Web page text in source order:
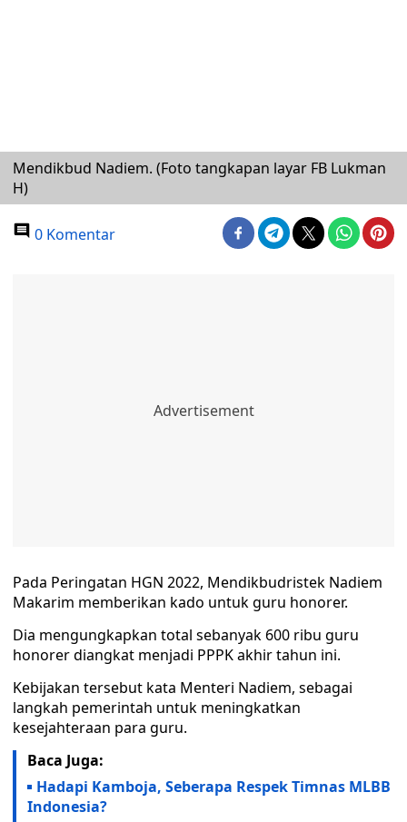
Mendikbud Nadiem. (Foto tangkapan layar FB Lukman
H)
0 Komentar
Pada Peringatan HGN 2022, Mendikbudristek Nadiem
Makarim memberikan kado untuk guru honorer.
Dia mengungkapkan total sebanyak 600 ribu guru
honorer diangkat menjadi PPPK akhir tahun ini.
Kebijakan tersebut kata Menteri Nadiem, sebagai
langkah pemerintah untuk meningkatkan
kesejahteraan para guru.
Baca Juga:
Hadapi Kamboja, Seberapa Respek Timnas MLBB
Indonesia?